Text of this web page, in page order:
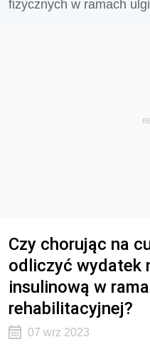
fizycznych w ramach
Czy chorując na
odliczyć wydatek
insulinową w
rehabilitacyjnej?
07 wrz 2023